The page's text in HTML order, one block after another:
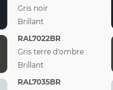
Gris noir
Brillant
RAL7022BR
Gris terre d'ombre
Brillant
RAL7035BR